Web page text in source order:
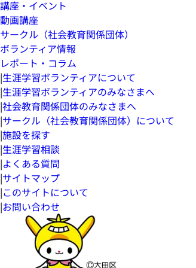
講座・イベント
動画講座
サークル（社会教育関係団体）
ボランティア情報
レポート・コラム
|生涯学習ボランティアについて
|生涯学習ボランティアのみなさまへ
|社会教育関係団体のみなさまへ
|サークル（社会教育関係団体）について
|施設を探す
|生涯学習相談
|よくある質問
|サイトマップ
|このサイトについて
|お問い合わせ